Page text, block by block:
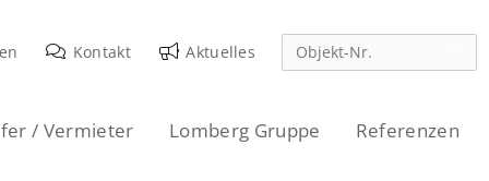
Kontakt Aktuelles
/ Vermieter Lomberg Gruppe Referenzen